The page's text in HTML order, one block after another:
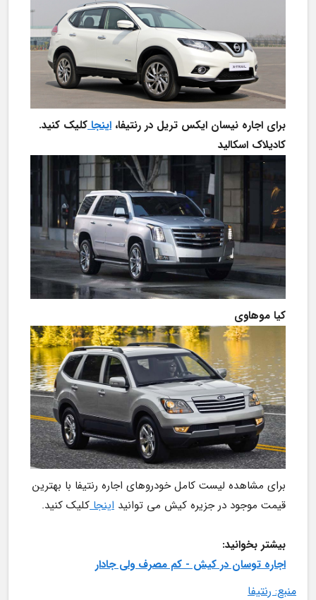
برای اجاره نیسان ایکس تریل در رنتیفا، اینجا کلیک کنید.
کادیلاک اسکالید
کیا موهاوی
قیمت موجود در جزیره کیش می توانید اینجا کلیک کنید.
بیشتر بخوانید:
اجاره توسان در کیش - کم مصرف ولی جادار
منبع: رنتیفا